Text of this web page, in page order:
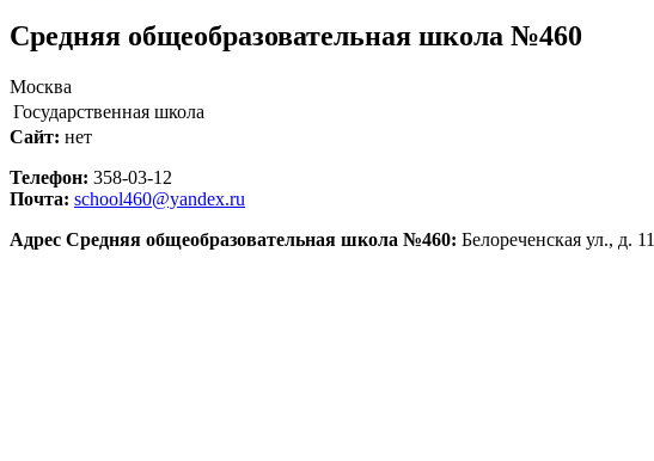
Средняя общеобразовательная школа №460
Москва
Государственная школа
Сайт: нет
Телефон: 358-03-12
Почта: school460@yandex.ru
Адрес Средняя общеобразовательная школа №460: Белореченская ул., д. 11